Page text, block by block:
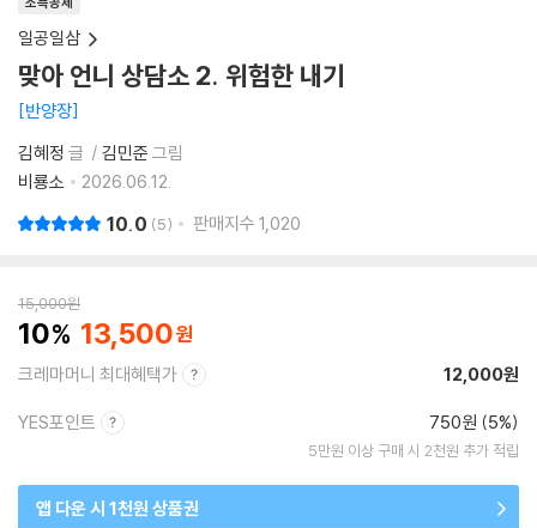
일공일삼
맞아 언니 상담소 2. 위험한 내기
반양장
김혜정 글 김민준 그림
비룡소
2026.06.12.
10.0 5 판매지수 1,020
15,000원
10 13,500
크레마머니 최대혜택가 12,000원
YES포인트 750원 (5%)
5만원 이상 구매 시 2천원 추가 적립
앱 다운 시 1천원 상품권